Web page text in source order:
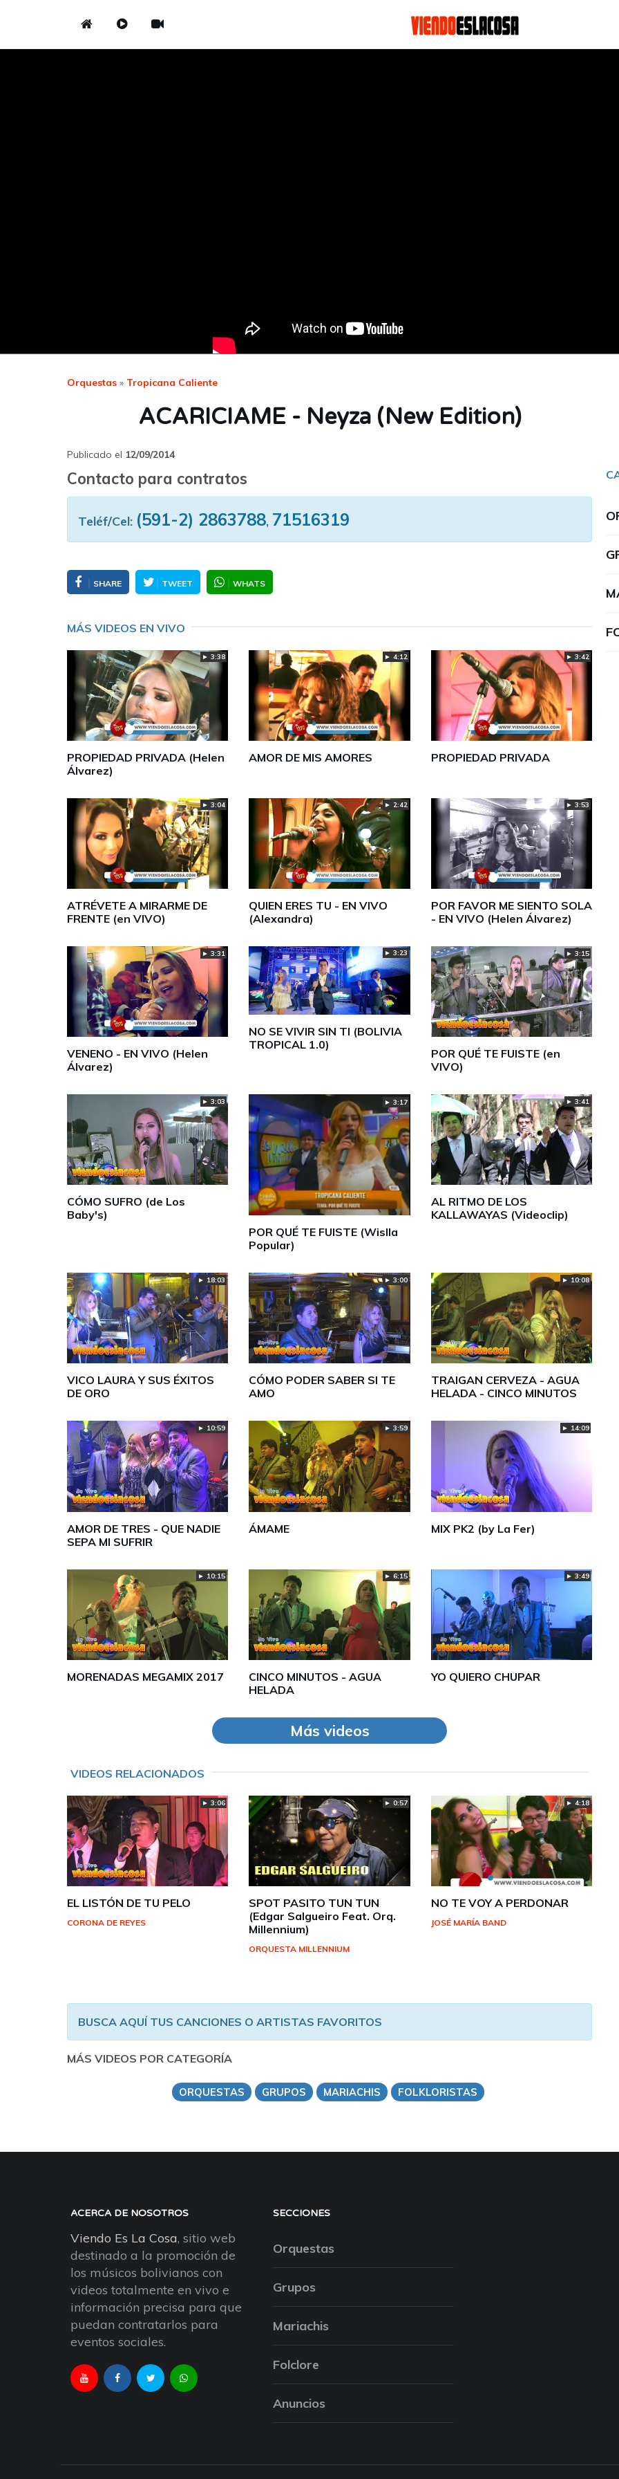
Orquestas » Tropicana Caliente
ACARICIAME - Neyza (New Edition)
Publicado el 12/09/2014
Contacto para contratos
Teléf/Cel: (591-2) 2863788, 71516319
SHARE TWEET WHATS
MÁS VIDEOS EN VIVO
► 3:38
PROPIEDAD PRIVADA (Helen
Álvarez)
► 4:12
AMOR DE MIS AMORES
► 3:42
PROPIEDAD PRIVADA
► 3:04
ATRÉVETE A MIRARME DE
FRENTE (en VIVO)
► 2:42
QUIEN ERES TU - EN VIVO
(Alexandra)
► 3:53
POR FAVOR ME SIENTO SOLA
- EN VIVO (Helen Álvarez)
► 3:31
VENENO - EN VIVO (Helen
Álvarez)
► 3:23
NO SE VIVIR SIN TI (BOLIVIA
TROPICAL 1.0)
► 3:15
POR QUÉ TE FUISTE (en
VIVO)
► 3:03
CÓMO SUFRO (de Los
Baby's)
► 3:17
POR QUÉ TE FUISTE (Wislla
Popular)
► 3:41
AL RITMO DE LOS
KALLAWAYAS (Videoclip)
► 18:03
VICO LAURA Y SUS ÉXITOS
DE ORO
► 3:00
CÓMO PODER SABER SI TE
AMO
► 10:08
TRAIGAN CERVEZA - AGUA
HELADA - CINCO MINUTOS
► 10:59
AMOR DE TRES - QUE NADIE
SEPA MI SUFRIR
► 3:59
ÁMAME
► 14:09
MIX PK2 (by La Fer)
► 10:15
MORENADAS MEGAMIX 2017
► 6:15
CINCO MINUTOS - AGUA
HELADA
► 3:49
YO QUIERO CHUPAR
Más videos
VIDEOS RELACIONADOS
► 3:06
EL LISTÓN DE TU PELO
CORONA DE REYES
► 0:57
SPOT PASITO TUN TUN
(Edgar Salgueiro Feat. Orq.
Millennium)
ORQUESTA MILLENNIUM
► 4:18
NO TE VOY A PERDONAR
JOSÉ MARÍA BAND
BUSCA AQUÍ TUS CANCIONES O ARTISTAS FAVORITOS
MÁS VIDEOS POR CATEGORÍA
ORQUESTAS GRUPOS MARIACHIS FOLKLORISTAS
ACERCA DE NOSOTROS
Viendo Es La Cosa, sitio web
destinado a la promoción de
los músicos bolivianos con
videos totalmente en vivo e
información precisa para que
puedan contratarlos para
eventos sociales.
SECCIONES
Orquestas
Grupos
Mariachis
Folclore
Anuncios